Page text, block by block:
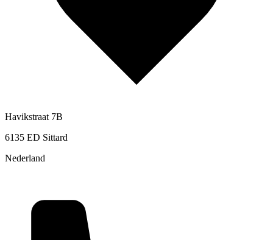
Havikstraat 7B
6135 ED Sittard
Nederland